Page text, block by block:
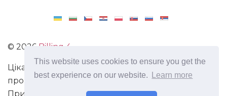
This website uses cookies to ensure you get the
best experience on our website.
Learn more
© 2026 Billing 4
Цікаві та захоплюючі факти з усього світу. Статті
про виживання в непередбачених ситуаціях.
Пригоди, маршрути і спосіб життя сучасного